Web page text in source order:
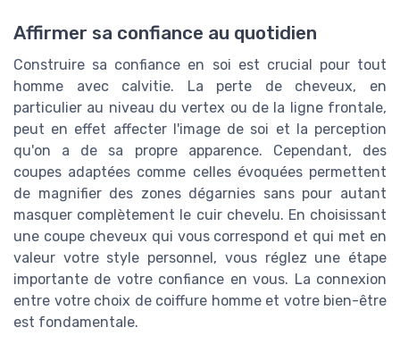
Affirmer sa confiance au quotidien
Construire sa confiance en soi est crucial pour tout
homme avec calvitie. La perte de cheveux, en
particulier au niveau du vertex ou de la ligne frontale,
peut en effet affecter l'image de soi et la perception
qu'on a de sa propre apparence. Cependant, des
coupes adaptées comme celles évoquées permettent
de magnifier des zones dégarnies sans pour autant
masquer complètement le cuir chevelu. En choisissant
une coupe cheveux qui vous correspond et qui met en
valeur votre style personnel, vous réglez une étape
importante de votre confiance en vous. La connexion
entre votre choix de coiffure homme et votre bien-être
est fondamentale.